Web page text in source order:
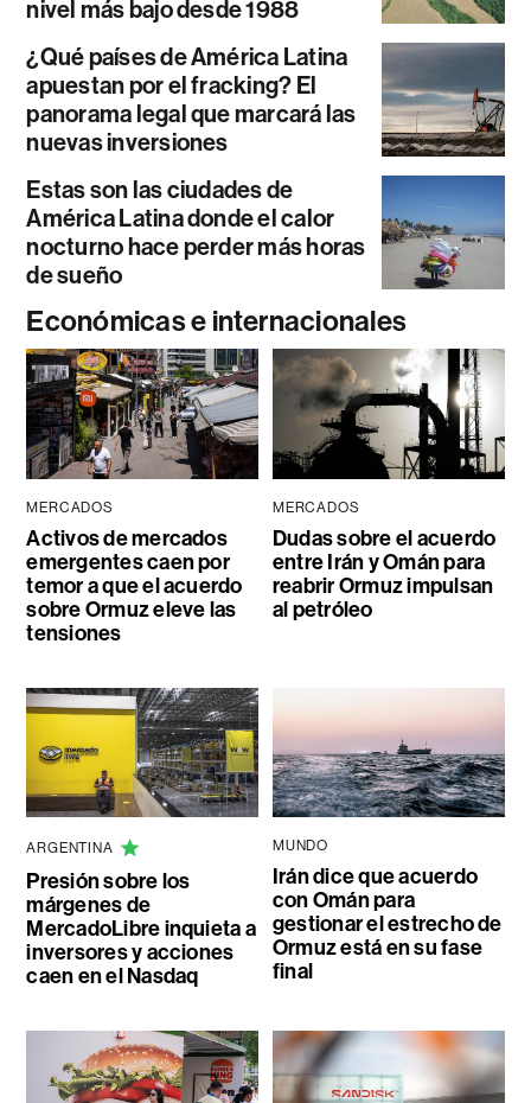
nivel más bajo desde 1988
¿Qué países de América Latina
apuestan por el fracking? El
panorama legal que marcará las
nuevas inversiones
Estas son las ciudades de
América Latina donde el calor
nocturno hace perder más horas
de sueño
Económicas e internacionales
MERCADOS
Activos de mercados
emergentes caen por
temor a que el acuerdo
sobre Ormuz eleve las
tensiones
MERCADOS
Dudas sobre el acuerdo
entre Irán y Omán para
reabrir Ormuz impulsan
al petróleo
ARGENTINA
Presión sobre los
márgenes de
MercadoLibre inquieta a
inversores y acciones
caen en el Nasdaq
MUNDO
Irán dice que acuerdo
con Omán para
gestionar el estrecho de
Ormuz está en su fase
final